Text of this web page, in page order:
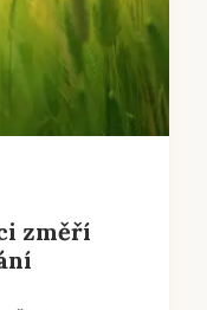
změří